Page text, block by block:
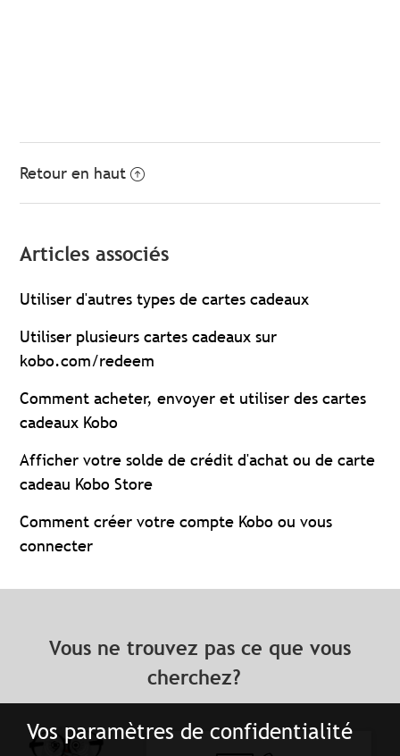
Vos paramètres de confidentialité
Retour en haut
Articles associés
Utiliser d'autres types de cartes cadeaux
Utiliser plusieurs cartes cadeaux sur
kobo.com/redeem
Comment acheter, envoyer et utiliser des cartes
cadeaux Kobo
Afficher votre solde de crédit d'achat ou de carte
cadeau Kobo Store
Comment créer votre compte Kobo ou vous
connecter
Vous ne trouvez pas ce que vous
cherchez?